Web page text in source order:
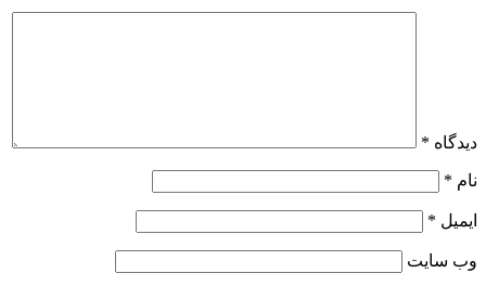
دیدگاه *
نام *
ایمیل *
وب‌ سایت